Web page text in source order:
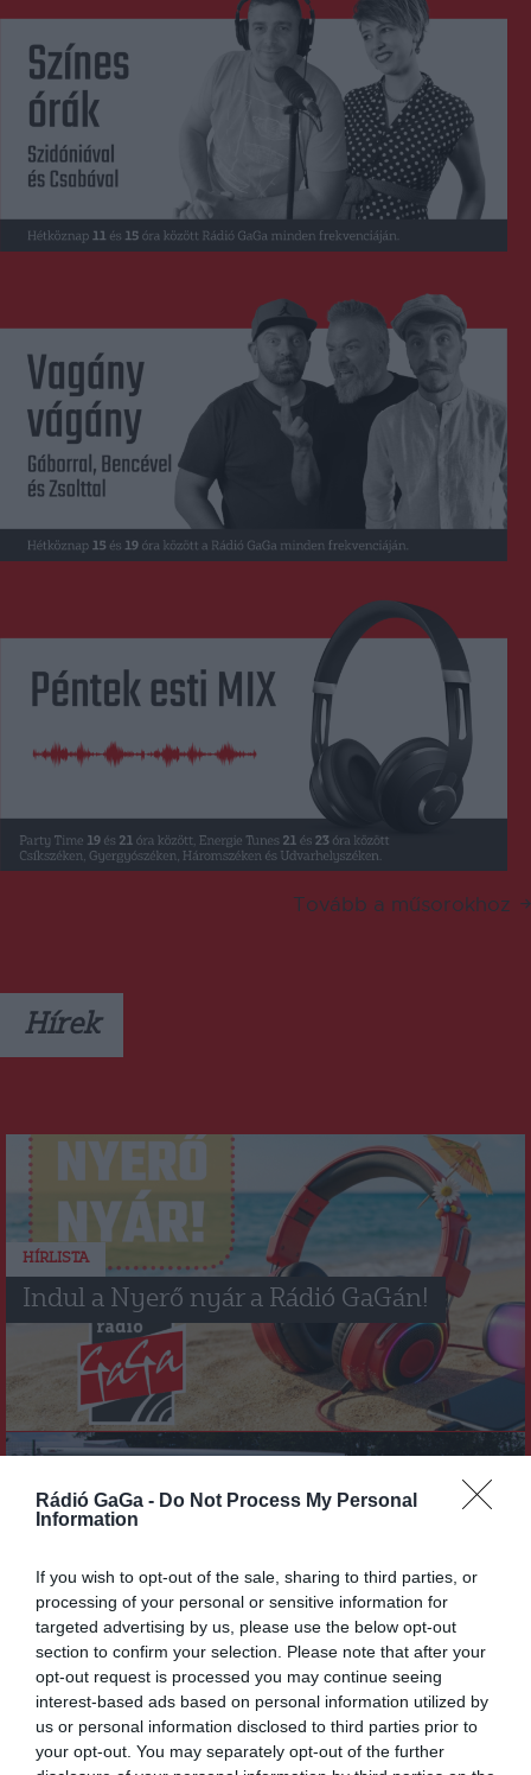
Rádió GaGa - Do Not Process My Personal
Information
If you wish to opt-out of the sale, sharing to third parties, or
processing of your personal or sensitive information for
targeted advertising by us, please use the below opt-out
section to confirm your selection. Please note that after your
opt-out request is processed you may continue seeing
interest-based ads based on personal information utilized by
us or personal information disclosed to third parties prior to
your opt-out. You may separately opt-out of the further
Tovább a műsorokhoz
Hírek
HÍRLISTA
Indul a Nyerő nyár a Rádió GaGán!
A Duma Duba idén is meghódította a
Tusványost